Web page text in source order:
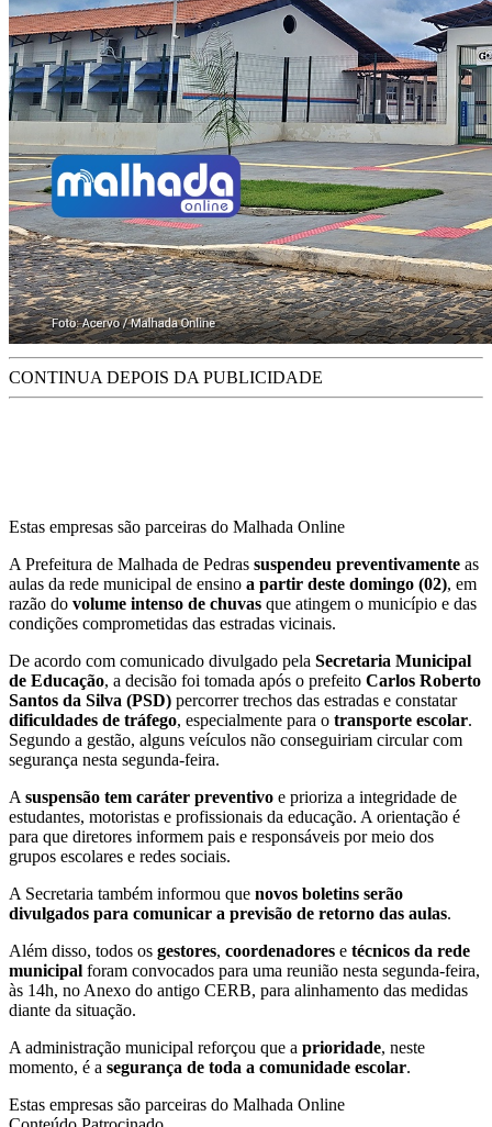
CONTINUA DEPOIS DA PUBLICIDADE
Estas empresas são parceiras do Malhada Online
A Prefeitura de Malhada de Pedras suspendeu preventivamente as
aulas da rede municipal de ensino a partir deste domingo (02), em
razão do volume intenso de chuvas que atingem o município e das
condições comprometidas das estradas vicinais.
De acordo com comunicado divulgado pela Secretaria Municipal
de Educação, a decisão foi tomada após o prefeito Carlos Roberto
Santos da Silva (PSD) percorrer trechos das estradas e constatar
dificuldades de tráfego, especialmente para o transporte escolar.
Segundo a gestão, alguns veículos não conseguiriam circular com
segurança nesta segunda-feira.
A suspensão tem caráter preventivo e prioriza a integridade de
estudantes, motoristas e profissionais da educação. A orientação é
para que diretores informem pais e responsáveis por meio dos
grupos escolares e redes sociais.
A Secretaria também informou que novos boletins serão
divulgados para comunicar a previsão de retorno das aulas.
Além disso, todos os gestores, coordenadores e técnicos da rede
municipal foram convocados para uma reunião nesta segunda-feira,
às 14h, no Anexo do antigo CERB, para alinhamento das medidas
diante da situação.
A administração municipal reforçou que a prioridade, neste
momento, é a segurança de toda a comunidade escolar.
Estas empresas são parceiras do Malhada Online